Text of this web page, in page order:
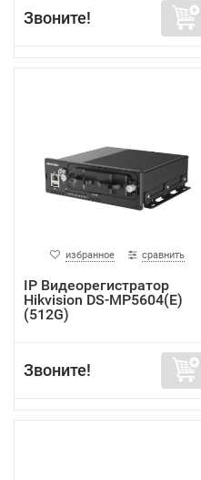
Звоните!
избранное сравнить
IP Видеорегистратор
Hikvision DS-MP5604(E)
(512G)
Звоните!